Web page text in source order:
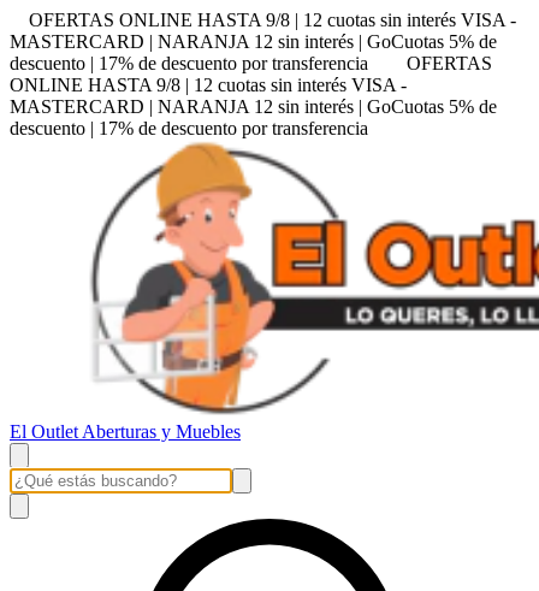
OFERTAS ONLINE HASTA 9/8 | 12 cuotas sin interés VISA -
MASTERCARD | NARANJA 12 sin interés | GoCuotas 5% de
descuento | 17% de descuento por transferencia
OFERTAS
ONLINE HASTA 9/8 | 12 cuotas sin interés VISA -
MASTERCARD | NARANJA 12 sin interés | GoCuotas 5% de
descuento | 17% de descuento por transferencia
El Outlet Aberturas y Muebles